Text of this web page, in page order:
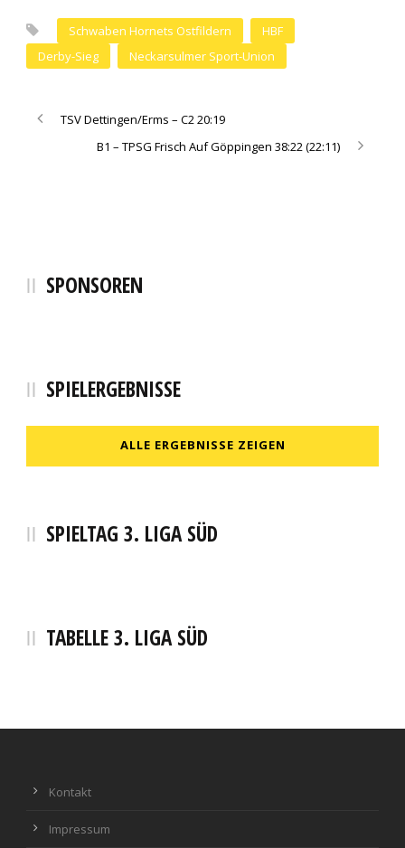
Schwaben Hornets Ostfildern
HBF
Derby-Sieg
Neckarsulmer Sport-Union
TSV Dettingen/Erms – C2 20:19
B1 – TPSG Frisch Auf Göppingen 38:22 (22:11)
SPONSOREN
SPIELERGEBNISSE
ALLE ERGEBNISSE ZEIGEN
SPIELTAG 3. LIGA SÜD
TABELLE 3. LIGA SÜD
Kontakt
Impressum